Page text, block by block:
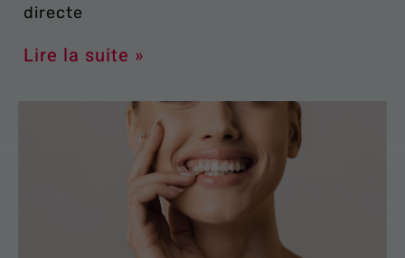
directe
Lire la suite »